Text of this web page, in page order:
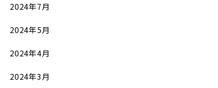
2024年7月
2024年5月
2024年4月
2024年3月